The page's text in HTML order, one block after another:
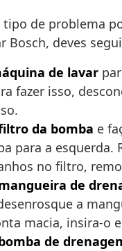
tipo de problema
Bosch, deves
de lavar
fazer isso,
da bomba e
para a esquerda.
no filtro,
de
a
macia, insira-o
de